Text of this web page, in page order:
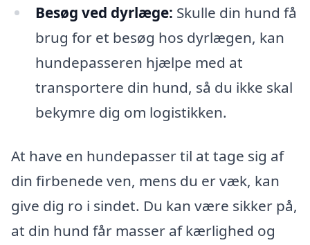
Besøg ved dyrlæge: Skulle din hund få
brug for et besøg hos dyrlægen, kan
hundepasseren hjælpe med at
transportere din hund, så du ikke skal
bekymre dig om logistikken.
At have en hundepasser til at tage sig af
din firbenede ven, mens du er væk, kan
give dig ro i sindet. Du kan være sikker på,
at din hund får masser af kærlighed og